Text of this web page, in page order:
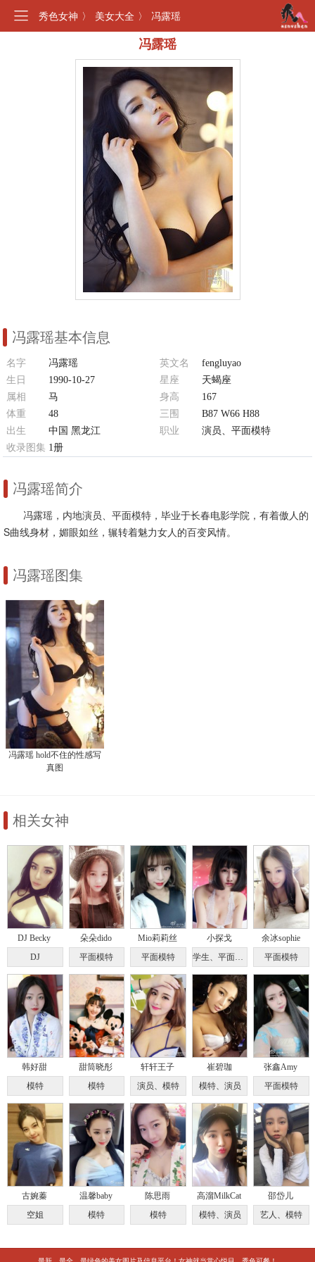
秀色女神 〉 美女大全 〉 冯露瑶
冯露瑶
冯露瑶基本信息
名字 冯露瑶 英文名
fengluyao
生日
1990-10-27 星座
天蝎座
属相
马 身高
167
体重
48 三围
B87 W66 H88
出生
中国 黑龙江 职业
演员、平面模特
收录图集 1册
冯露瑶简介
冯露瑶，内地演员、平面模特，毕业于长春电影学院，有着傲人的
S曲线身材，媚眼如丝，辗转着魅力女人的百变风情。
冯露瑶图集
冯露瑶 hold不住的性感写
真图
相关女神
DJ Becky
DJ
朵朵dido
平面模特
Mio莉莉丝
平面模特
小探戈
学生、平面模特
余冰sophie
平面模特
韩好甜
模特
甜筒晓彤
模特
轩轩王子
演员、模特
崔碧珈
模特、演员
张鑫Amy
平面模特
古婉蓁
空姐
温馨baby
模特
陈思雨
模特
高溜MilkCat
模特、演员
邵岱儿
艺人、模特